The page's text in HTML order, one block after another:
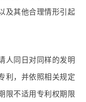
及其他合理情形引起
人同日对同样的发明
利，并依照相关规定
限不适用专利权期限